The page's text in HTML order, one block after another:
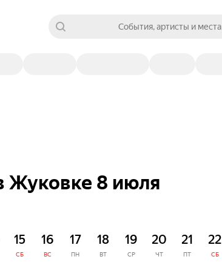
События, артисты и места
Жуковке 8 июля
15
СБ
16
ВС
17
ПН
18
ВТ
19
СР
20
ЧТ
21
ПТ
22
СБ